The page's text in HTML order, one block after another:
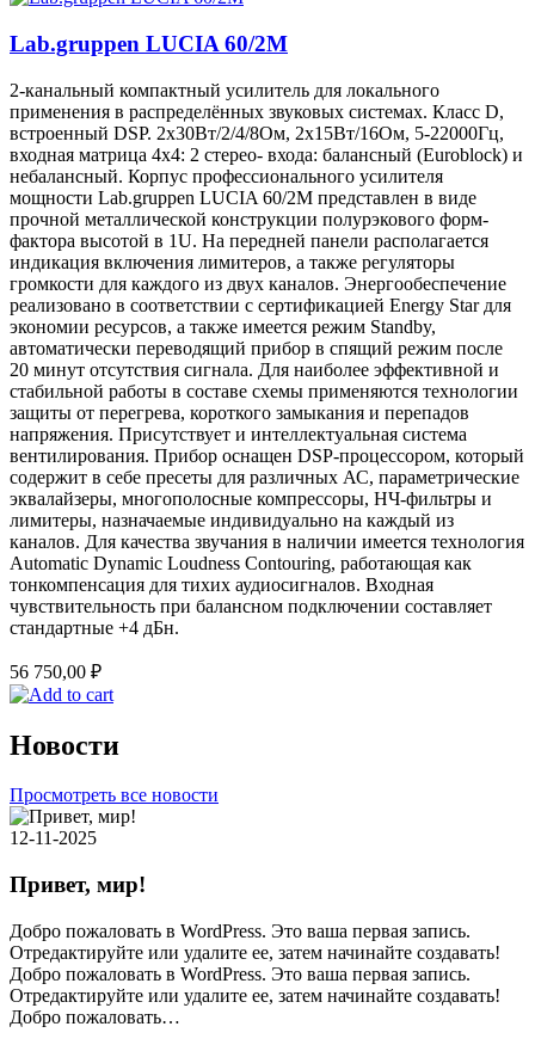
Lab.gruppen LUCIA 60/2M
2-канальный компактный усилитель для локального
применения в распределённых звуковых системах. Класс D,
встроенный DSP. 2х30Вт/2/4/8Ом, 2х15Вт/16Ом, 5-22000Гц,
входная матрица 4х4: 2 стерео- входа: балансный (Euroblock) и
небалансный. Корпус профессионального усилителя
мощности Lab.gruppen LUCIA 60/2M представлен в виде
прочной металлической конструкции полурэкового форм-
фактора высотой в 1U. На передней панели располагается
индикация включения лимитеров, а также регуляторы
громкости для каждого из двух каналов. Энергообеспечение
реализовано в соответствии с сертификацией Energy Star для
экономии ресурсов, а также имеется режим Standby,
автоматически переводящий прибор в спящий режим после
20 минут отсутствия сигнала. Для наиболее эффективной и
стабильной работы в составе схемы применяются технологии
защиты от перегрева, короткого замыкания и перепадов
напряжения. Присутствует и интеллектуальная система
вентилирования. Прибор оснащен DSP-процессором, который
содержит в себе пресеты для различных АС, параметрические
эквалайзеры, многополосные компрессоры, НЧ-фильтры и
лимитеры, назначаемые индивидуально на каждый из
каналов. Для качества звучания в наличии имеется технология
Automatic Dynamic Loudness Contouring, работающая как
тонкомпенсация для тихих аудиосигналов. Входная
чувствительность при балансном подключении составляет
стандартные +4 дБн.
56 750,00 ₽
Новости
Просмотреть все новости
12-11-2025
Привет, мир!
Добро пожаловать в WordPress. Это ваша первая запись.
Отредактируйте или удалите ее, затем начинайте создавать!
Добро пожаловать в WordPress. Это ваша первая запись.
Отредактируйте или удалите ее, затем начинайте создавать!
Добро пожаловать…